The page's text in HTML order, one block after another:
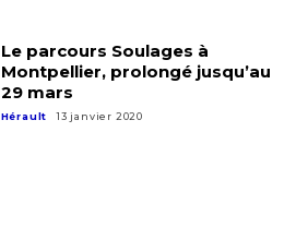
Le parcours Soulages à
Montpellier, prolongé jusqu’au
29 mars
Hérault 13 janvier 2020